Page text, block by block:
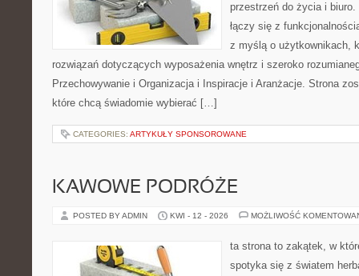
przestrzeń do życia i
łączy się z
z myślą o użytkownikach,
rozwiązań dotyczących wyposażenia wnętrz i szeroko
Przechowywanie i Organizacja i Inspiracje i Aranżacje. Strona
które chcą świadomie wybierać […]
CATEGORIES: ARTYKUŁY SPONSOROWANE
KAWOWE PODRÓŻE
POSTED BY ADMIN KWI - 12 - 2026 MOŻLIWOŚĆ
ta strona to zakątek, w
spotyka się z światem